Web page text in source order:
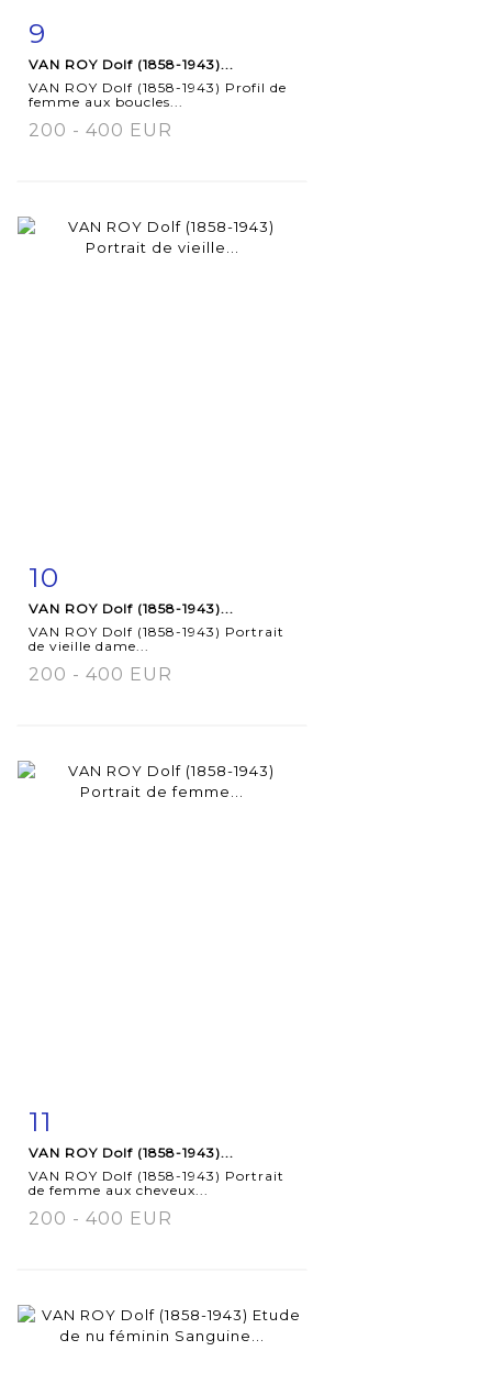
9
VAN ROY Dolf (1858-1943)...
VAN ROY Dolf (1858-1943) Profil de
femme aux boucles...
200 - 400 EUR
Item detail
10
VAN ROY Dolf (1858-1943)...
VAN ROY Dolf (1858-1943) Portrait
de vieille dame...
200 - 400 EUR
11
VAN ROY Dolf (1858-1943)...
VAN ROY Dolf (1858-1943) Portrait
de femme aux cheveux...
200 - 400 EUR